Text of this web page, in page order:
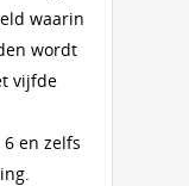
waarin
wordt
vijfde
en zelfs